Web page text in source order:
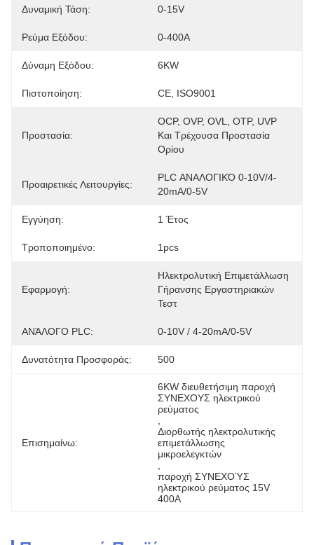
Δυναμική Τάση: 0-15V
Ρεύμα Εξόδου: 0-400A
Δύναμη Εξόδου: 6KW
Πιστοποίηση: CE, ISO9001
Προστασία:
OCP, OVP, OVL, OTP, UVP
Και Τρέχουσα Προστασία
Ορίου
Προαιρετικές Λειτουργίες:
PLC ΑΝΑΛΟΓΙΚΌ 0-10V/4-
20mA/0-5V
Εγγύηση: 1 Έτος
Τροποποιημένο: 1pcs
Εφαρμογή:
Ηλεκτρολυτική Επιμετάλλωση
Γήρανσης Εργαστηριακών
Τεστ
ΑΝΆΛΟΓΟ PLC: 0-10V / 4-20mA/0-5V
Δυνατότητα Προσφοράς: 500
Επισημαίνω:
6KW διευθετήσιμη παροχή
ΣΥΝΕΧΟΥΣ ηλεκτρικού
ρεύματος
Διορθωτής ηλεκτρολυτικής
επιμετάλλωσης
μικροελεγκτών
παροχή ΣΥΝΕΧΟΎΣ
ηλεκτρικού ρεύματος 15V
400A